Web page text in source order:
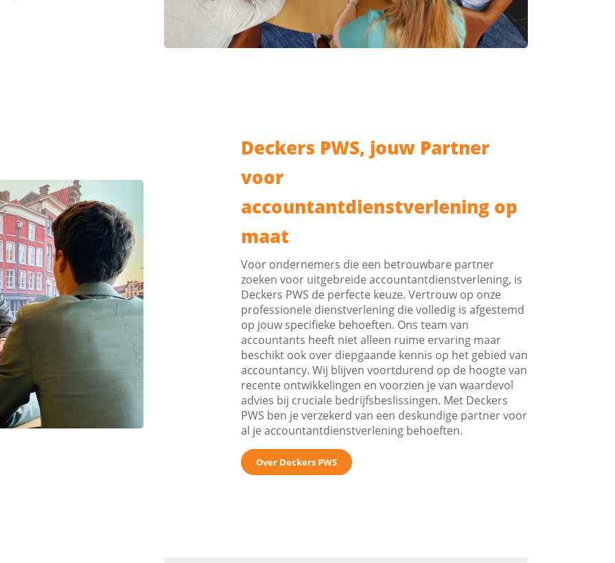
Deckers PWS, jouw Partner
voor
accountantdienstverlening op
maat
Voor ondernemers die een betrouwbare partner
zoeken voor uitgebreide accountantdienstverlening, is
Deckers PWS de perfecte keuze. Vertrouw op onze
professionele dienstverlening die volledig is afgestemd
op jouw specifieke behoeften. Ons team van
accountants heeft niet alleen ruime ervaring maar
beschikt ook over diepgaande kennis op het gebied van
accountancy. Wij blijven voortdurend op de hoogte van
recente ontwikkelingen en voorzien je van waardevol
advies bij cruciale bedrijfsbeslissingen. Met Deckers
PWS ben je verzekerd van een deskundige partner voor
al je accountantdienstverlening behoeften.
Over Deckers PWS